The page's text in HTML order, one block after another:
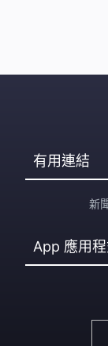
有用連結
新
App 應用